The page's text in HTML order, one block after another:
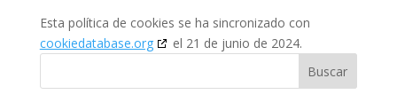
Esta política de cookies se ha sincronizado con
cookiedatabase.org
el 21 de junio de 2024.
Buscar